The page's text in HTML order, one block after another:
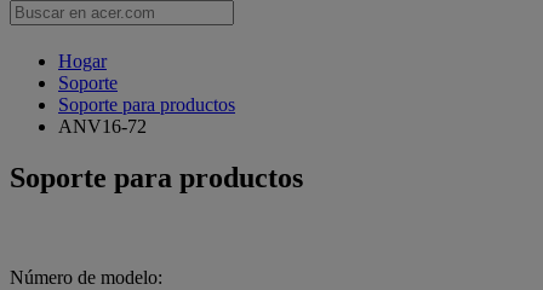
Hogar
Soporte
Soporte para productos
ANV16-72
Soporte para productos
Número de modelo: